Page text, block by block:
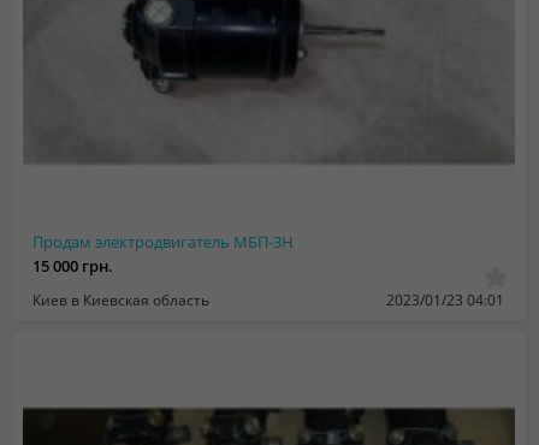
Продам электродвигатель МБП-3Н
15 000 грн.
Киев в Киевская область 2023/01/23 04:01